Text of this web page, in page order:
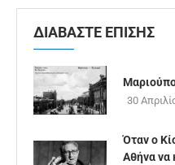
ΔΙΑΒΑΣΤΕ ΕΠΙΣΗΣ
30
Όταν ο
Αθήνα να